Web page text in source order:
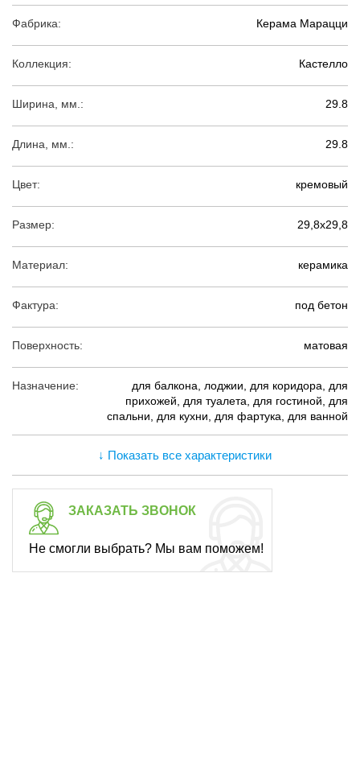
Фабрика: Керама Марацци
Коллекция: Кастелло
Ширина, мм.: 29.8
Длина, мм.: 29.8
Цвет: кремовый
Размер: 29,8х29,8
Материал: керамика
Фактура: под бетон
Поверхность: матовая
Назначение:
для балкона, лоджии, для коридора, для
прихожей, для туалета, для гостиной, для
спальни, для кухни, для фартука, для ванной
↓ Показать все характеристики
ЗАКАЗАТЬ ЗВОНОК
Не смогли выбрать? Мы вам поможем!